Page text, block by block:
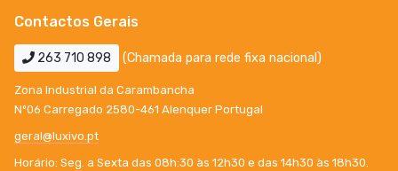
Contactos Gerais
263 710 898 (Chamada para rede fixa nacional)
Zona Industrial da Carambancha
Nº06 Carregado 2580-461 Alenquer Portugal
geral@luxivo.pt
Horário: Seg. a Sexta das 08h:30 às 12h30 e das 14h30 às 18h30.